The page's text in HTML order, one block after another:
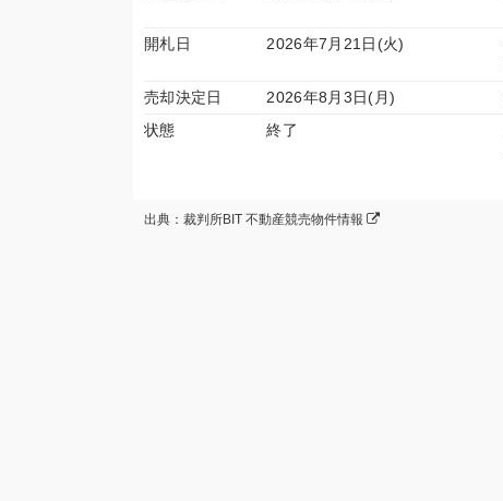
開札日
2026年7月21日(火)
売却決定日 2026年8月3日(月)
状態
終了
出典：裁判所BIT 不動産競売物件情報